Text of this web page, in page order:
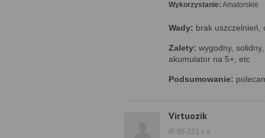
Wykorzystanie: Amatorskie
Wady: brak uszczelnień,
Zalety: wygodny,
akumulator na 5+, etc
Podsumowanie:
Virtuozik
IP 85.221.x.x